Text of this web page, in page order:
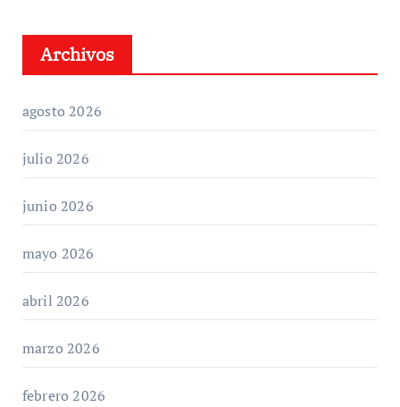
Archivos
agosto 2026
julio 2026
junio 2026
mayo 2026
abril 2026
marzo 2026
febrero 2026